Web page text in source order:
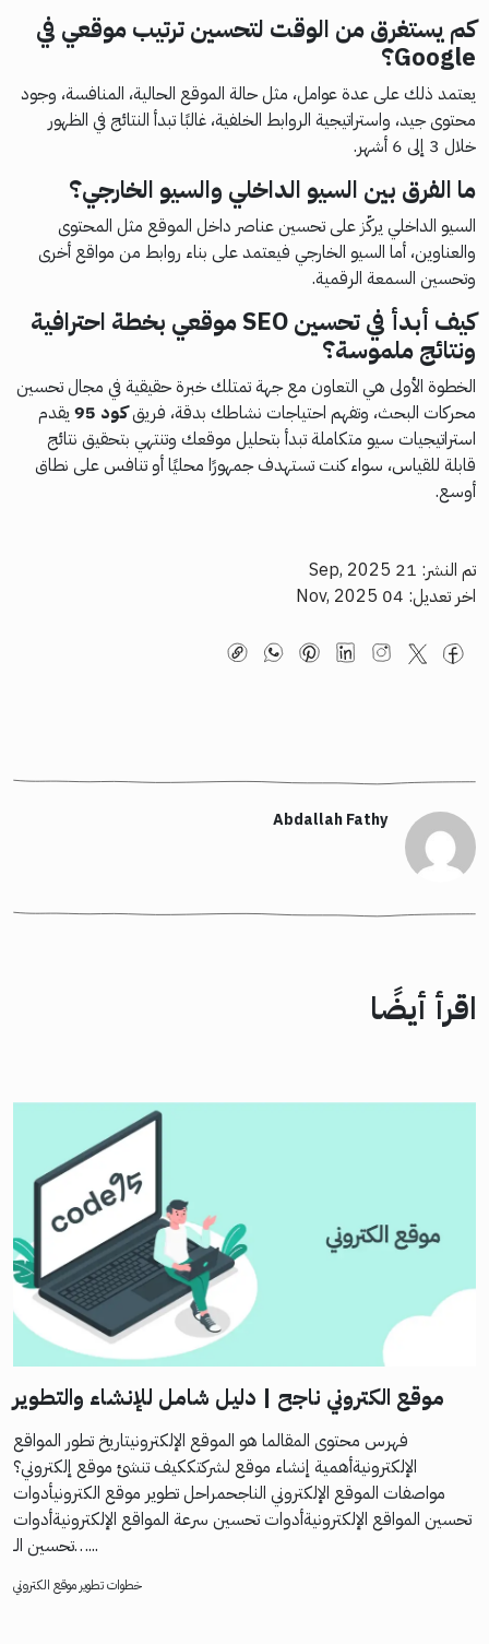
كم يستغرق من الوقت لتحسين ترتيب موقعي في
Google؟
يعتمد ذلك على عدة عوامل، مثل حالة الموقع الحالية، المنافسة، وجود
محتوى جيد، واستراتيجية الروابط الخلفية، غالبًا تبدأ النتائج في الظهور
خلال 3 إلى 6 أشهر.
ما الفرق بين السيو الداخلي والسيو الخارجي؟
السيو الداخلي يركّز على تحسين عناصر داخل الموقع مثل المحتوى
والعناوين، أما السيو الخارجي فيعتمد على بناء روابط من مواقع أخرى
وتحسين السمعة الرقمية.
كيف أبدأ في تحسين SEO موقعي بخطة احترافية
ونتائج ملموسة؟
الخطوة الأولى هي التعاون مع جهة تمتلك خبرة حقيقية في مجال تحسين
محركات البحث، وتفهم احتياجات نشاطك بدقة، فريقكود 95
يقدم
استراتيجيات سيو متكاملة تبدأ بتحليل موقعك وتنتهي بتحقيق نتائج
قابلة للقياس، سواء كنت تستهدف جمهورًا محليًا أو تنافس على نطاق
أوسع.
تم النشر: 21 Sep, 2025
اخر تعديل: 04 Nov, 2025
Abdallah Fathy
اقرأ أيضًا
موقع الكتروني ناجح | دليل شامل للإنشاء والتطوير
فهرس محتوى المقالما هو الموقع الإلكترونيتاريخ تطور المواقع
الإلكترونيةأهمية إنشاء موقع لشركتككيف تنشئ موقع إلكتروني؟
مواصفات الموقع الإلكتروني الناجحمراحل تطوير موقع الكترونيأدوات
تحسين المواقع الإلكترونيةأدوات تحسين سرعة المواقع الإلكترونيةأدوات
تحسين الـ…...
خطوات تطوير موقع الكتروني